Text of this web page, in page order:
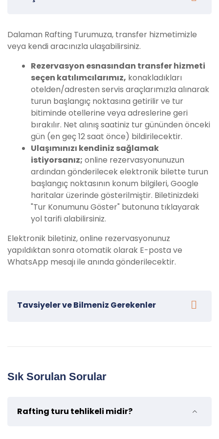
Dalaman Rafting Turumuza, transfer hizmetimizle
veya kendi aracınızla ulaşabilirsiniz.
Rezervasyon esnasından transfer hizmeti
seçen katılımcılarımız, konakladıkları
otelden/adresten servis araçlarımızla alınarak
turun başlangıç noktasına getirilir ve tur
bitiminde otellerine veya adreslerine geri
bırakılır. Net alınış saatiniz tur gününden önceki
gün (en geç 12 saat önce) bildirilecektir.
Ulaşımınızı kendiniz sağlamak
istiyorsanız; online rezervasyonunuzun
ardından gönderilecek elektronik bilette turun
başlangıç noktasının konum bilgileri, Google
haritalar üzerinde gösterilmiştir. Biletinizdeki
"Tur Konumunu Göster" butonuna tıklayarak
yol tarifi alabilirsiniz.
Elektronik biletiniz, online rezervasyonunuz
yapıldıktan sonra otomatik olarak E-posta ve
WhatsApp mesajı ile anında gönderilecektir.
Tavsiyeler ve Bilmeniz Gerekenler
Uygun kıyafet ve ayakkabı getirin
yüzmek için uygun kıyafetler ile gelmenizi
Sık Sorulan Sorular
Rafting turu tehlikeli midir?